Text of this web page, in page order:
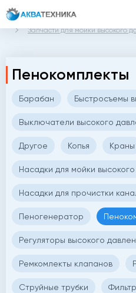
Главная Каталог
Запчасти для мойки высокого
Пенокомплекты
Барабан Быстросъемы
Выключатели высокого
Другое Копья Краны
Насадки для мойки
Насадки для прочистки
Пеногенератор
Регуляторы высокого
Ремкомлекты клапанов
Струйные трубки